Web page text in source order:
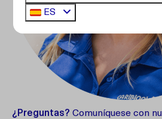
¿Preguntas? Comuníquese con
ES